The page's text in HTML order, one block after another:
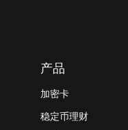
产品
加密卡
稳定币理财